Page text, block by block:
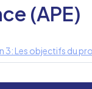
(APE)
3: Les objectifs du